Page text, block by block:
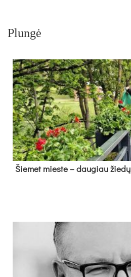
Plungė
Šie­met mies­te – dau­giau žie­dų